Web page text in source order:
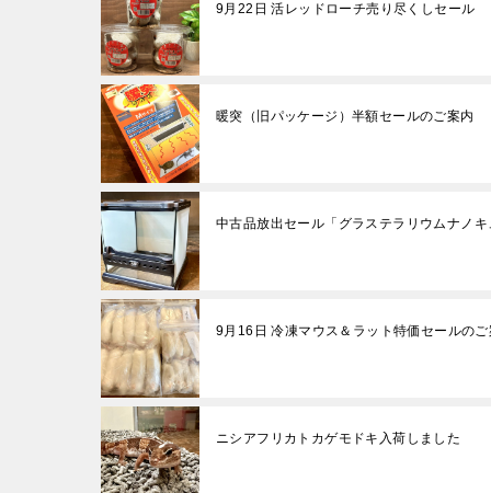
9月22日 活レッドローチ売り尽くしセール
暖突（旧パッケージ）半額セールのご案内
中古品放出セール「グラステラリウムナノキ
9月16日 冷凍マウス＆ラット特価セールのご
ニシアフリカトカゲモドキ入荷しました